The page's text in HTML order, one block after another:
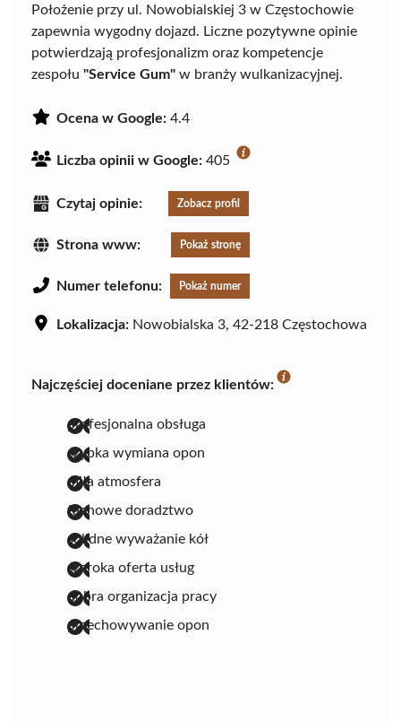
Położenie przy ul. Nowobialskiej 3 w Częstochowie
zapewnia wygodny dojazd. Liczne pozytywne opinie
potwierdzają profesjonalizm oraz kompetencje
zespołu "Service Gum" w branży wulkanizacyjnej.
Ocena w Google: 4.4
Liczba opinii w Google: 405
Czytaj opinie: Zobacz profil
Strona www: Pokaż stronę
Numer telefonu: Pokaż numer
Lokalizacja: Nowobialska 3, 42-218 Częstochowa
Najczęściej doceniane przez klientów:
profesjonalna obsługa
szybka wymiana opon
miła atmosfera
fachowe doradztwo
solidne wyważanie kół
szeroka oferta usług
dobra organizacja pracy
przechowywanie opon